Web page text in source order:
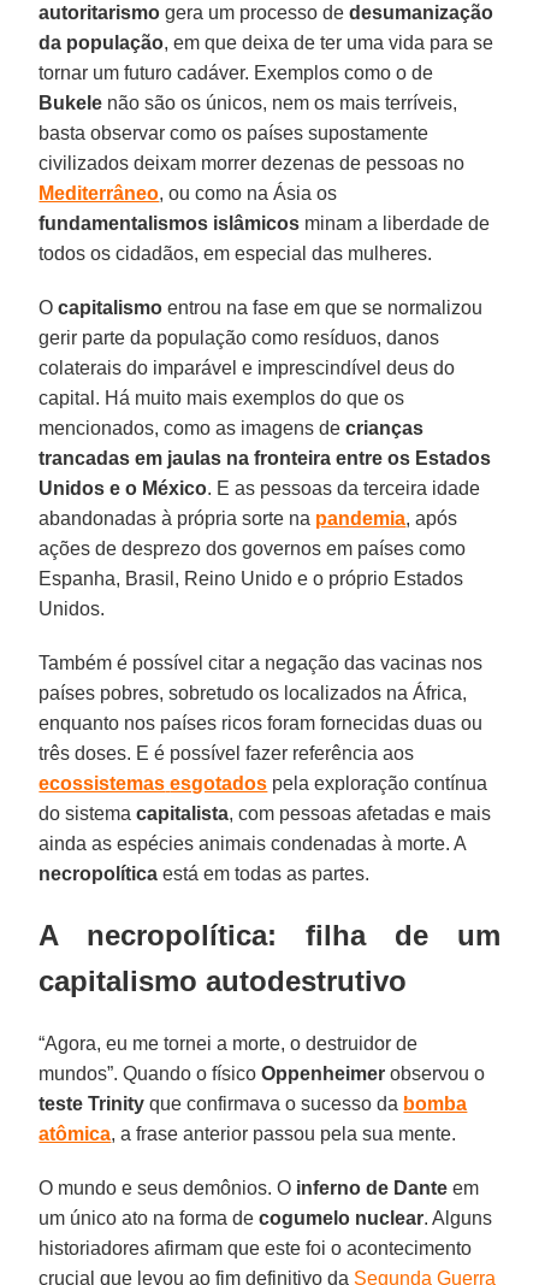
autoritarismo gera um processo dedesumanização
da população, em que deixa de ter uma vida para se
tornar um futuro cadáver. Exemplos como o de
Bukele não são os únicos, nem os mais terríveis,
basta observar como os países supostamente
civilizados deixam morrer dezenas de pessoas no
Mediterrâneo, ou como na Ásia os
fundamentalismos islâmicos minam a liberdade de
todos os cidadãos, em especial das mulheres.
Ocapitalismo entrou na fase em que se normalizou
gerir parte da população como resíduos, danos
colaterais do imparável e imprescindível deus do
capital. Há muito mais exemplos do que os
mencionados, como as imagens decrianças
trancadas em jaulas na fronteira entre os Estados
Unidos e o México. E as pessoas da terceira idade
abandonadas à própria sorte na pandemia, após
ações de desprezo dos governos em países como
Espanha, Brasil, Reino Unido e o próprio Estados
Unidos.
Também é possível citar a negação das vacinas nos
países pobres, sobretudo os localizados na África,
enquanto nos países ricos foram fornecidas duas ou
três doses. E é possível fazer referência aos
ecossistemas esgotados pela exploração contínua
do sistemacapitalista, com pessoas afetadas e mais
ainda as espécies animais condenadas à morte. A
necropolítica está em todas as partes.
A necropolítica: filha de um
capitalismo autodestrutivo
“Agora, eu me tornei a morte, o destruidor de
mundos”. Quando o físicoOppenheimer observou o
teste Trinity que confirmava o sucesso da bomba
atômica, a frase anterior passou pela sua mente.
O mundo e seus demônios. O inferno de Dante em
um único ato na forma decogumelo nuclear. Alguns
historiadores afirmam que este foi o acontecimento
crucial que levou ao fim definitivo da Segunda Guerra